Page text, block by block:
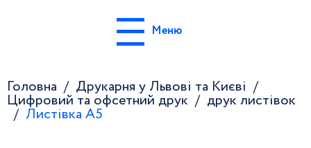
Меню
Головна
Друкарня у Львові та Києві
Цифровий та офсетний друк
друк листівок
Листівка А5